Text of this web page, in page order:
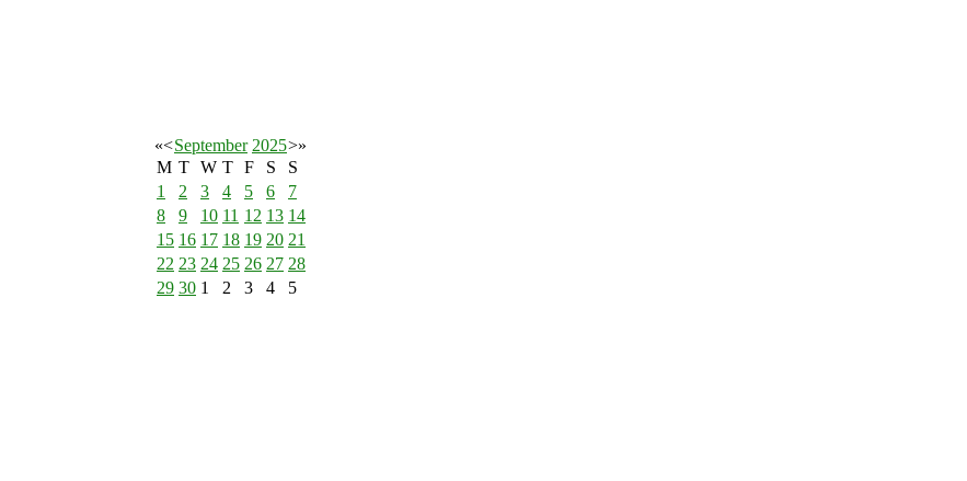
«<September 2025>»
M T W T F S
S
1
2 3 4 5 6
7
8
9 10 11 12 13 14
15 16 17 18 19 20 21
22 23 24 25 26 27 28
29 30 1 2 3 4 5